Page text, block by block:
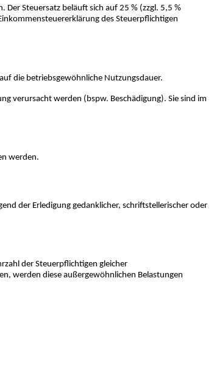
Steuersatz beläuft sich auf 25 % (zzgl. 5,5 %
des Steuerpflichtigen
die betriebsgewöhnliche Nutzungsdauer.
verursacht werden (bspw. Beschädigung). Sie sind im
werden.
der Erledigung gedanklicher, schriftstellerischer oder
der Steuerpflichtigen gleicher
werden diese außergewöhnlichen Belastungen